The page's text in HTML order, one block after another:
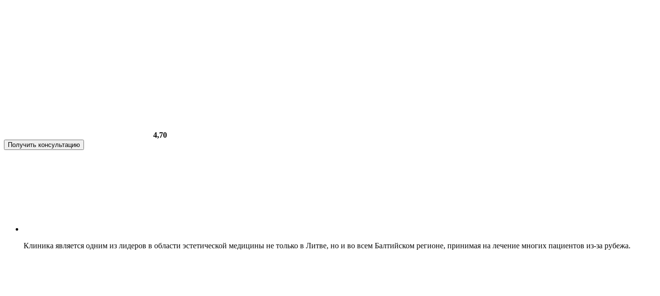
4,70
Получить консультацию
Клиника является одним из лидеров в области эстетической медицины не только в Литве, но и во всем Балтийском регионе, принимая на лечение многих пациентов из-за рубежа.